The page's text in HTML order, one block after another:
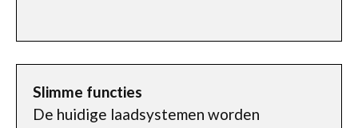
Slimme functies
De huidige laadsystemen worden